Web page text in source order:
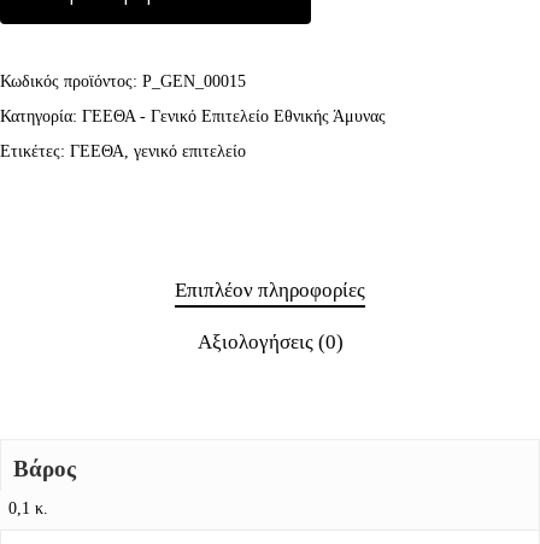
Κωδικός προϊόντος: P_GEN_00015
Κατηγορία: ΓΕΕΘΑ - Γενικό Επιτελείο Εθνικής Άμυνας
Ετικέτες: ΓΕΕΘΑ, γενικό επιτελείο
Επιπλέον πληροφορίες
Αξιολογήσεις (0)
Βάρος
0,1 κ.